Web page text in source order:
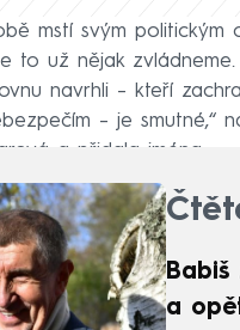
mstí svým politickým
to už nějak
navrhli – kteří
– je smutné,“
a přidala jména.
a